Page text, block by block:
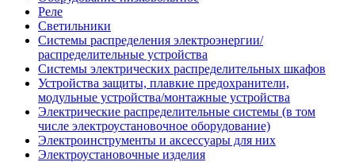
Реле
Светильники
Системы распределения электроэнергии/
распределительные устройства
Системы электрических распределительных шкафов
Устройства защиты, плавкие предохранители,
модульные устройства/монтажные устройства
Электрические распределительные системы (в том
числе электроустановочное оборудование)
Электроинструменты и аксессуары для них
Электроустановочные изделия